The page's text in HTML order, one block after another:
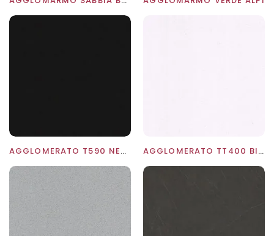
AGGLOMERATO T590 NERO ASSOLUTO AGGLOMERATO TT400 BIANCO ASSOLUTO